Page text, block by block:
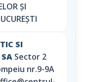
ȘI
SI
Sector 2
nr.9-9A